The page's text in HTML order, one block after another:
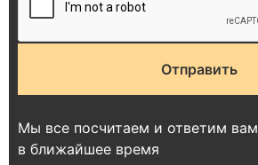
Мы все посчитаем и ответим вам
в ближайшее время